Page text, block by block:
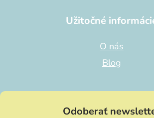
Užitočné
O nás
Blog
Odoberať